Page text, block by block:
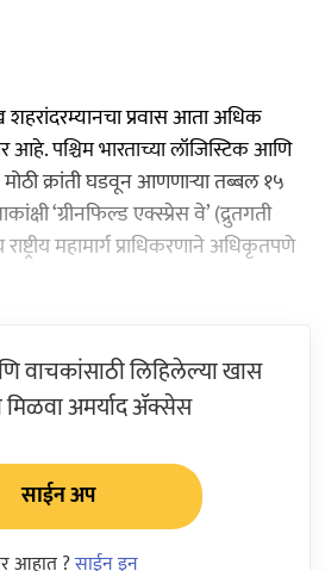
प्रवास आता अधिक
पश्चिम भारताच्या लॉजिस्टिक आणि
मोठी क्रांती घडवून आणणाऱ्या तब्बल १५
‘ग्रीनफिल्ड एक्स्प्रेस वे’ (द्रुतगती
महामार्ग प्राधिकरणाने अधिकृतपणे
वाचकांसाठी लिहिलेल्या खास
मिळवा अमर्याद ॲक्सेस
साईन अप
आहात ?साईन इन